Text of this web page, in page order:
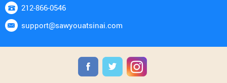
212-866-0546
support@sawyouatsinai.com